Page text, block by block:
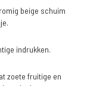
beige schuim
indrukken.
zoete fruitige en